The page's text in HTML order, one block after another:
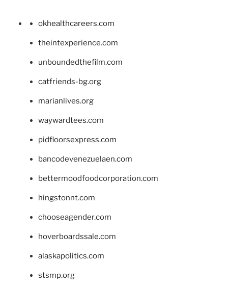
okhealthcareers.com
theintexperience.com
unboundedthefilm.com
catfriends-bg.org
marianlives.org
waywardtees.com
pidfloorsexpress.com
bancodevenezuelaen.com
bettermoodfoodcorporation.com
hingstonnt.com
chooseagender.com
hoverboardssale.com
alaskapolitics.com
stsmp.org